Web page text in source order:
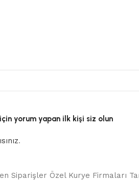
yorum yapan ilk kişi siz olun
.
Siparişler Özel Kurye Firmaları